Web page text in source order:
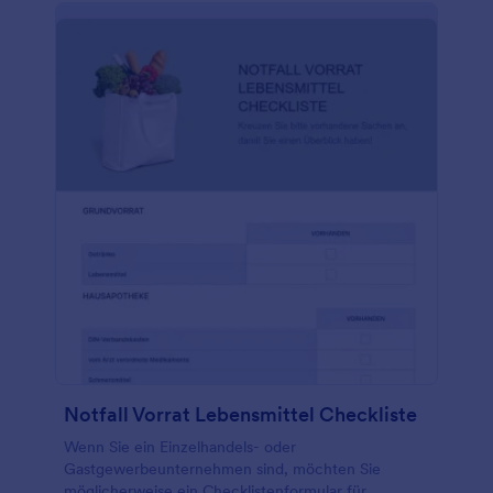
Wohnmobile hinzu! Mit der Jotform-App können Sie
Fotos aufnehmen, Formularvorlagen in PDFs
umwandeln und sogar Ihr eigenes Logo in die
Vorlage hochladen. Diese Vorlage für die Lkw-
Partner-Apps integrieren, so dass Sie die Antworten
darunter Google Drive, Dropbox, Box, Google
Sheets und viele mehr! Sie können die
eingereichten Formulare sogar mit einem Klick
ausdrucken oder im PDF-Format herunterladen,
wenn Sie fertig sind.
Notfall Vorrat Lebensmittel Checkliste
Wenn Sie ein Einzelhandels- oder
Gastgewerbeunternehmen sind, möchten Sie